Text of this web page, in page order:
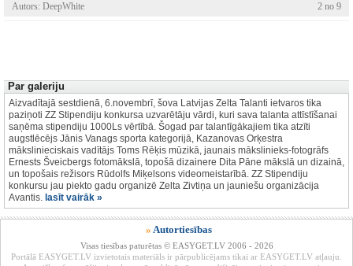
Autors: DeepWhite 2 no 9
Par galeriju
Aizvadītajā sestdienā, 6.novembrī, šova Latvijas Zelta Talanti ietvaros tika
paziņoti ZZ Stipendiju konkursa uzvarētāju vārdi, kuri sava talanta attīstīšanai
saņēma stipendiju 1000Ls vērtībā. Šogad par talantīgākajiem tika atzīti
augstlēcējs Jānis Vanags sporta kategorijā, Kazanovas Orķestra
mākslinieciskais vadītājs Toms Rēķis mūzikā, jaunais mākslinieks-fotogrāfs
Ernests Šveicbergs fotomākslā, topošā dizainere Dita Pāne mākslā un dizainā,
un topošais režisors Rūdolfs Miķelsons videomeistarībā. ZZ Stipendiju
konkursu jau piekto gadu organizē Zelta Zivtiņa un jauniešu organizācija
Avantis. lasīt vairāk »
» Autortiesības
Visas tiesības paturētas © EASYGET.LV 2006 - 2026
Portālā EASYGET.LV izvietotais materiāls ir pārpublicējams tikai ar EASYGET.LV atļauju.